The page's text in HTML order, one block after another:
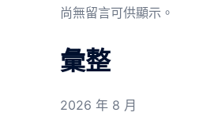
尚無留言可供顯示。
彙整
2026 年 8 月